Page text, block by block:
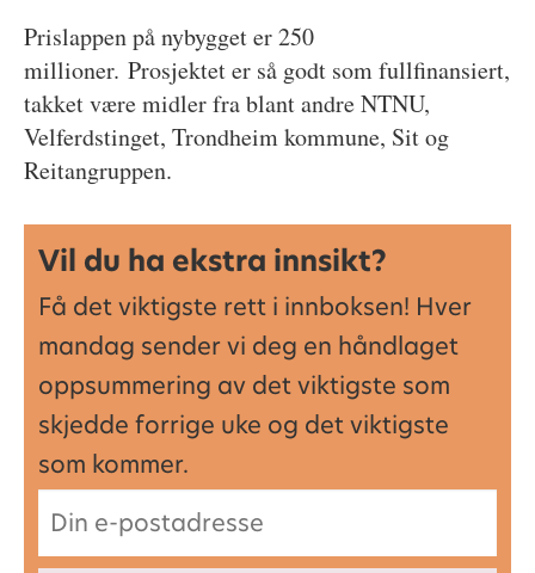
Prislappen på nybygget er 250
millioner. Prosjektet er så godt som fullfinansiert,
takket være midler fra blant andre NTNU,
Velferdstinget, Trondheim kommune, Sit og
Reitangruppen.
Vil du ha ekstra innsikt?
Få det viktigste rett i innboksen! Hver
mandag sender vi deg en håndlaget
oppsummering av det viktigste som
skjedde forrige uke og det viktigste
som kommer.